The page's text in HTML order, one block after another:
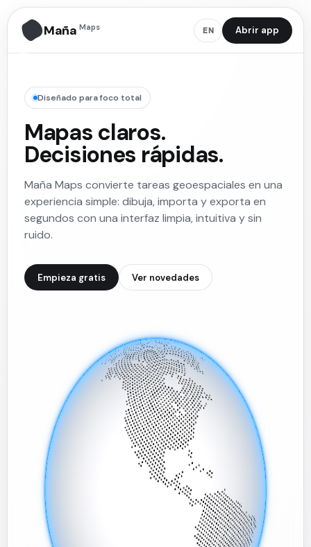
M̃
Maña Maps EN Abrir app
Diseñado para foco total
Mapas claros.
Decisiones rápidas.
Maña Maps convierte tareas geoespaciales en una
experiencia simple: dibuja, importa y exporta en
segundos con una interfaz limpia, intuitiva y sin
ruido.
Empieza gratis Ver novedades